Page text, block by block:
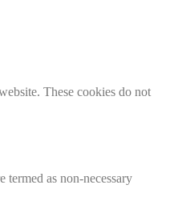
These cookies do not
termed as non-necessary